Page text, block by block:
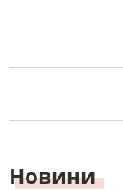
Новини